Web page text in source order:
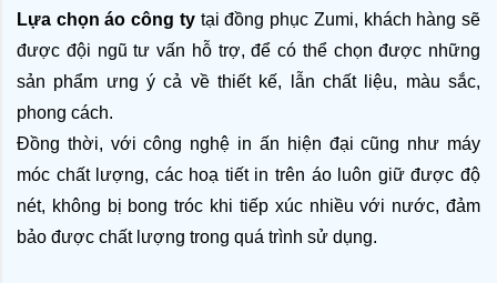
Lựa chọn áo công ty tại đồng phục Zumi, khách hàng sẽ
được đội ngũ tư vấn hỗ trợ, để có thể chọn được những
sản phẩm ưng ý cả về thiết kế, lẫn chất liệu, màu sắc,
phong cách.
Đồng thời, với công nghệ in ấn hiện đại cũng như máy
móc chất lượng, các hoạ tiết in trên áo luôn giữ được độ
nét, không bị bong tróc khi tiếp xúc nhiều với nước, đảm
bảo được chất lượng trong quá trình sử dụng.